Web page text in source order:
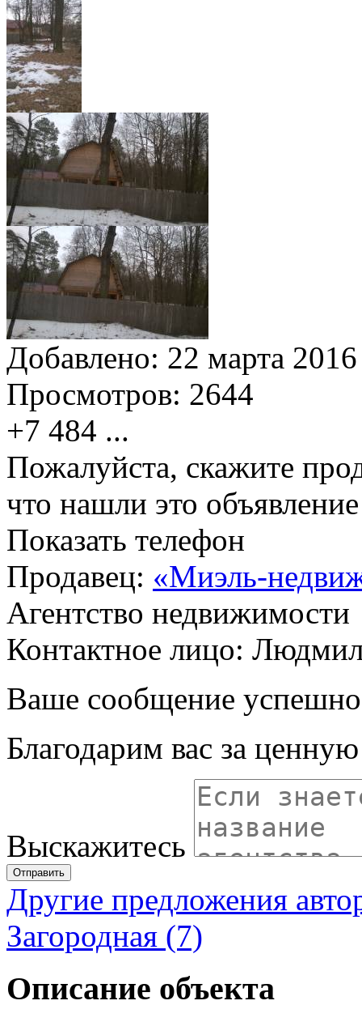
Добавлено: 22 марта 2016
Просмотров: 2644
+7 484 ...
Пожалуйста, скажите
что нашли это
Показать телефон
Продавец: «Миэль-
Агентство недвижимости
Контактное лицо:
Ваше сообщение успешно
Благодарим вас за
Выскажитесь
Отправить
Другие предложения
Загородная (7)
Описание объекта